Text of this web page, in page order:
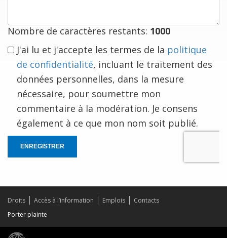
Nombre de caractères restants: 1000
J'ai lu et j'accepte les termes de la politique
de confidentialité, incluant le traitement des
données personnelles, dans la mesure
nécessaire, pour soumettre mon
commentaire à la modération. Je consens
également à ce que mon nom soit publié.
ENREGISTRER
Droits Accès à l’information Emplois
Contacts
Porter plainte